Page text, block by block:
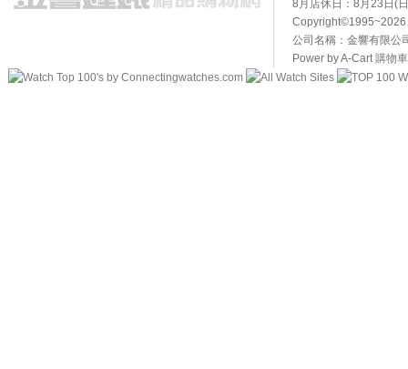
8月店休日：8月23日(
Copyright©1995~2026
公司名稱：金響有限公
Power by A-Cart購物車